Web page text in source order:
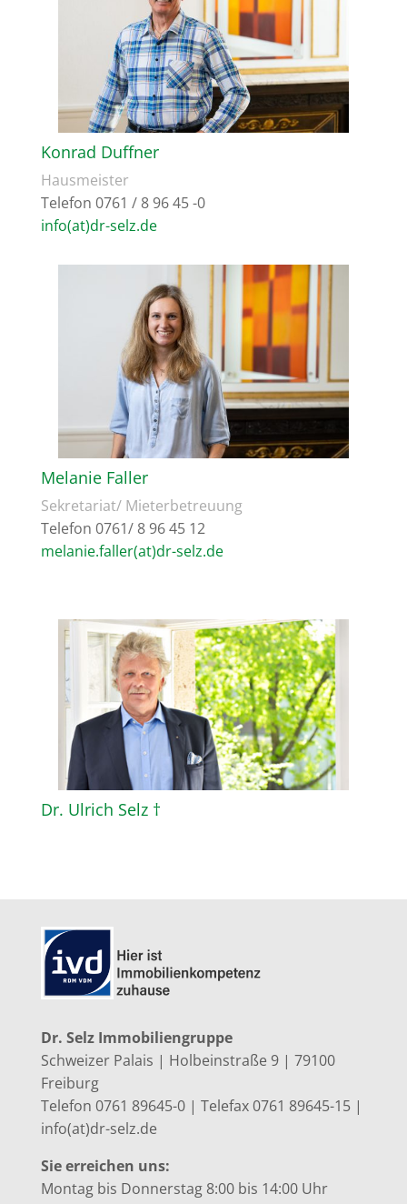
Konrad Duffner
Hausmeister
Telefon 0761 / 8 96 45 -0
info(at)dr-selz.de
Melanie Faller
Sekretariat/ Mieterbetreuung
Telefon 0761/ 8 96 45 12
melanie.faller(at)dr-selz.de
Dr. Ulrich Selz †
Dr. Selz Immobiliengruppe
Schweizer Palais | Holbeinstraße 9 | 79100
Freiburg
Telefon 0761 89645-0 | Telefax 0761 89645-15 |
info(at)dr-selz.de
Sie erreichen uns:
Montag bis Donnerstag 8:00 bis 14:00 Uhr